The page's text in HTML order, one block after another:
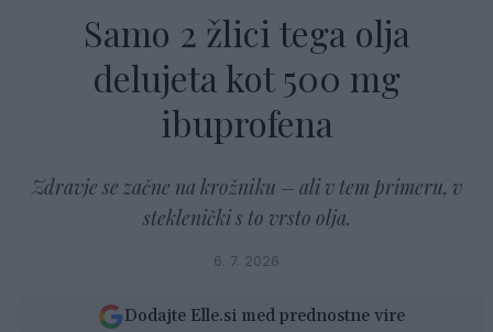
Samo 2 žlici tega olja
delujeta kot 500 mg
ibuprofena
Zdravje se začne na krožniku – ali v tem primeru, v
steklenički s to vrsto olja.
6. 7. 2026
Dodajte Elle.si med prednostne vire